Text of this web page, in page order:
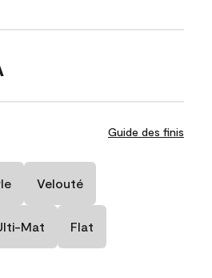
Guide des finis
Velouté
Mat Flat